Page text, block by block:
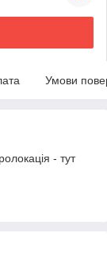
Умови
- тут